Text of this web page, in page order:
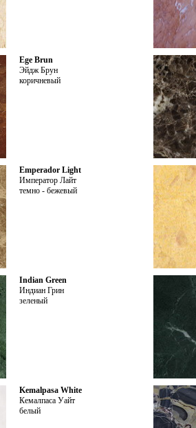
Ege Brun
Эйдж Брун
коричневый
Emperador Light
Император Лайт
темно - бежевый
Indian Green
Индиан Грин
зеленый
Kemalpasa White
Кемалпаса Уайт
белый